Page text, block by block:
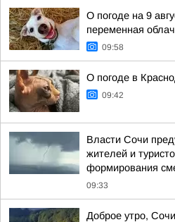
О погоде на 9
переменная
09:58
О погоде в
09:42
Власти Сочи
жителей и
формирования
09:33
Доброе утро,